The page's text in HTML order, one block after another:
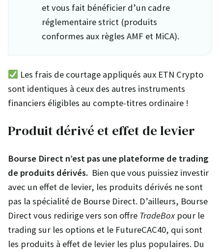
et vous fait bénéficier d’un cadre
réglementaire strict (produits
conformes aux règles AMF et MiCA).
Les frais de courtage appliqués aux ETN Crypto
sont identiques à ceux des autres instruments
financiers éligibles au compte-titres ordinaire !
Produit dérivé et effet de levier
Bourse Direct n’est pas une plateforme de trading
de produits dérivés. Bien que vous puissiez investir
avec un effet de levier, les produits dérivés ne sont
pas la spécialité de Bourse Direct. D’ailleurs, Bourse
Direct vous redirige vers son offre TradeBoxpour le
trading sur les options et le FutureCAC40, qui sont
les produits à effet de levier les plus populaires. Du